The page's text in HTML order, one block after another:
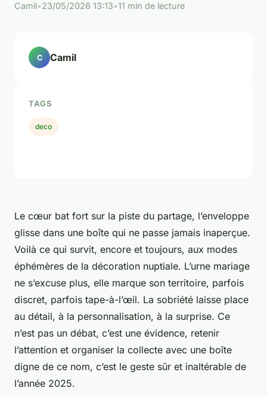
Camil•23/05/2026 13:13•11 min de lecture
Le cœur bat fort sur la piste du partage, l’enveloppe
glisse dans une boîte qui ne passe jamais inaperçue.
Voilà ce qui survit, encore et toujours, aux modes
éphémères de la décoration nuptiale. L’urne mariage
ne s’excuse plus, elle marque son territoire, parfois
discret, parfois tape-à-l’œil. La sobriété laisse place
au détail, à la personnalisation, à la surprise. Ce
n’est pas un débat, c’est une évidence, retenir
l’attention et organiser la collecte avec une boîte
digne de ce nom, c’est le geste sûr et inaltérable de
l’année 2025.
C Camil
TAGS
deco